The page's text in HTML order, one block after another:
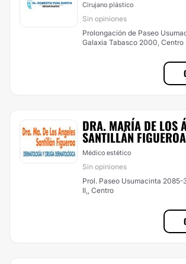
Cirujano plástico
Sin opiniones
Prolongación de Paseo
Galaxia Tabasco 2000, Centro
DRA. MARÍA DE LOS
SANTILLÁN FIGUEROA
Médico estético
Sin opiniones
Prol. Paseo Usumacinta 2085-
II,, Centro